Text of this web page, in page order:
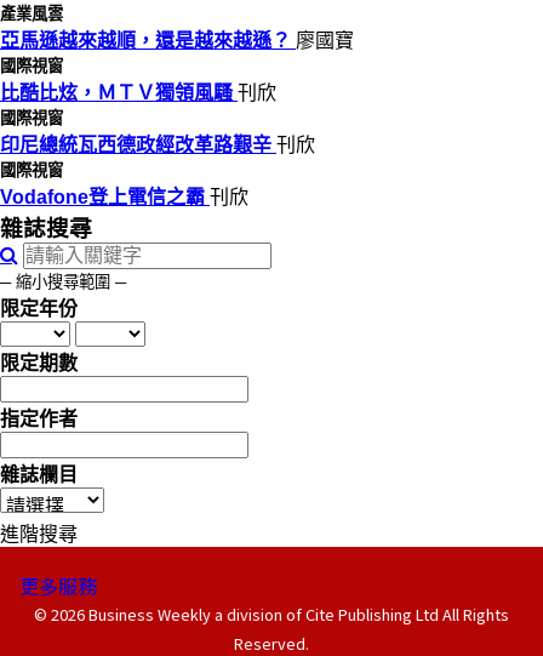
產業風雲
亞馬遜越來越順，還是越來越遜？ 廖國寶
國際視窗
比酷比炫，ＭＴＶ獨領風騷刊欣
國際視窗
印尼總統瓦西德政經改革路艱辛 刊欣
國際視窗
Vodafone登上電信之霸 刊欣
雜誌搜尋
─ 縮小搜尋範圍 ─
限定年份
限定期數
指定作者
雜誌欄目
進階搜尋
更多服務
© 2026 Business Weekly a division of Cite Publishing Ltd All Rights
Reserved.